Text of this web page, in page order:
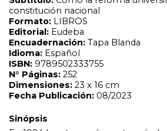
el debate sobre la interpretación de la
universitaria continuó abierto y, en la
activo. ¿Qué cuestiones se ponen en
el alcance de la autonomía y autarquía
hipótesis central que se propone en estas
la reforma constitucional de 1994 refleja el
una larga lucha por la interpretación amplia
autonomía universitaria, que se basa en el
reformista de universidad.